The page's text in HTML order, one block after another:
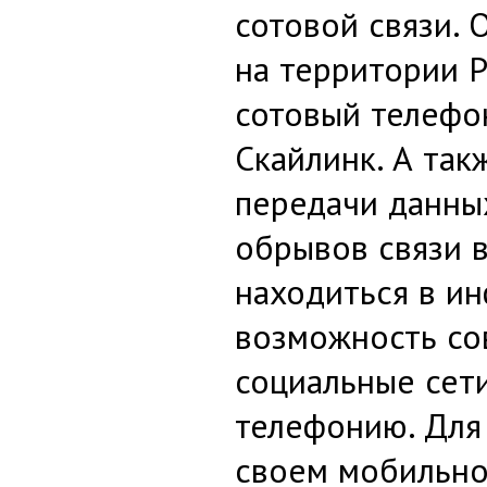
сотовой
на территории
сотовый
Скайлинк. А
передачи
обрывов связи
находиться в
возможность
социальные
телефонию.
своем